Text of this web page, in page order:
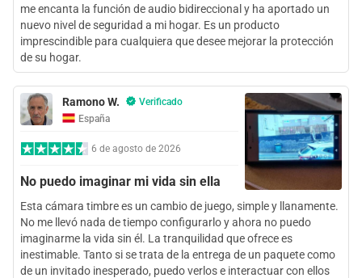
me encanta la función de audio bidireccional y ha aportado un
nuevo nivel de seguridad a mi hogar. Es un producto
imprescindible para cualquiera que desee mejorar la protección
de su hogar.
Ramono W.
Verificado
España
6 de agosto de 2026
No puedo imaginar mi vida sin ella
Esta cámara timbre es un cambio de juego, simple y llanamente.
No me llevó nada de tiempo configurarlo y ahora no puedo
imaginarme la vida sin él. La tranquilidad que ofrece es
inestimable. Tanto si se trata de la entrega de un paquete como
de un invitado inesperado, puedo verlos e interactuar con ellos